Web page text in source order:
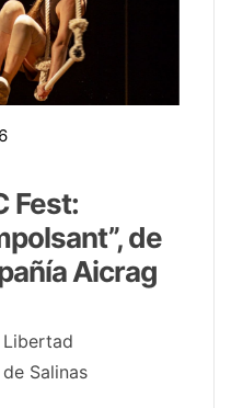
Fest:
de
Aicrag
Libertad
Salinas